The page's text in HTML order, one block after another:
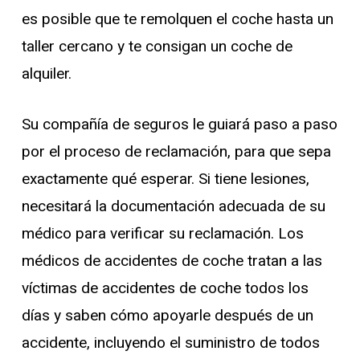
es posible que te remolquen el coche hasta un
taller cercano y te consigan un coche de
alquiler.
Su compañía de seguros le guiará paso a paso
por el proceso de reclamación, para que sepa
exactamente qué esperar. Si tiene lesiones,
necesitará la documentación adecuada de su
médico para verificar su reclamación. Los
médicos de accidentes de coche tratan a las
víctimas de accidentes de coche todos los
días y saben cómo apoyarle después de un
accidente, incluyendo el suministro de todos